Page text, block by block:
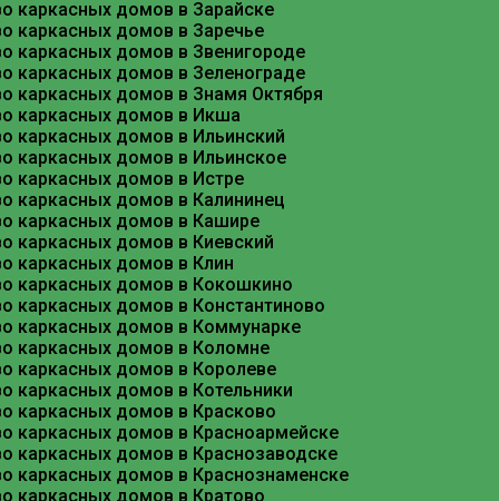
каркасных домов в Зарайске
каркасных домов в Заречье
каркасных домов в Звенигороде
каркасных домов в Зеленограде
каркасных домов в Знамя Октября
каркасных домов в Икша
каркасных домов в Ильинский
каркасных домов в Ильинское
каркасных домов в Истре
каркасных домов в Калининец
каркасных домов в Кашире
каркасных домов в Киевский
каркасных домов в Клин
каркасных домов в Кокошкино
каркасных домов в Константиново
каркасных домов в Коммунарке
каркасных домов в Коломне
каркасных домов в Королеве
каркасных домов в Котельники
каркасных домов в Красково
каркасных домов в Красноармейске
каркасных домов в Краснозаводске
каркасных домов в Краснознаменске
каркасных домов в Кратово
Анализ грунта
Для Фрязино, как и для всего Подмосковья,
геологию участка. От этого напрямую зависит
Выбор фундамента для каркасного
Каркасный дом — конструкция легкая, поэтому
участке.
Свайно-винтовой фундамент
Оптимальный вариант для сложных грунтов,
промерзания, обеспечивая надежную опору. Это
рублей .
Мелкозаглубленный ленточный фундамент
Подходит для стабильных, плотных грунтов.
составляет от 5000 рублей за погонный метр .
Опорно-столбчатый фундамент
Бюджетное решение для небольших дачных
Технология возведения: от обвязки до